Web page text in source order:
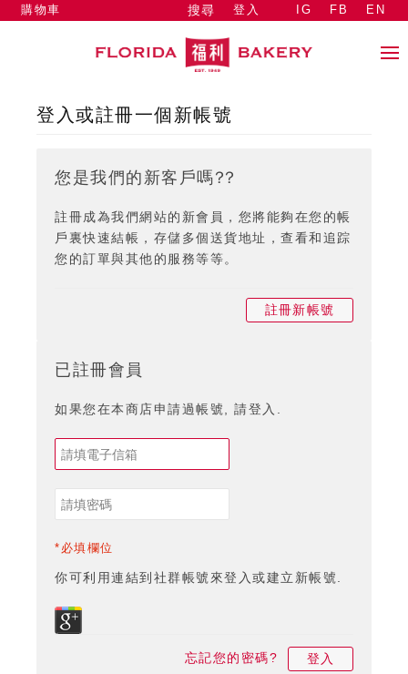
搜尋 登入
購物車 IG FB EN
登入或註冊一個新帳號
您是我們的新客戶嗎??
註冊成為我們網站的新會員，您將能夠在您的帳
戶裏快速結帳，存儲多個送貨地址，查看和追踪
您的訂單與其他的服務等等。
註冊新帳號
已註冊會員
如果您在本商店申請過帳號, 請登入.
*必填欄位
你可利用連結到社群帳號來登入或建立新帳號.
忘記您的密碼? 登入